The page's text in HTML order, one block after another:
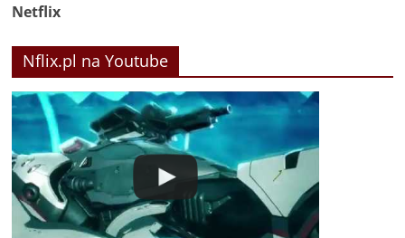
Netflix
Nflix.pl na Youtube